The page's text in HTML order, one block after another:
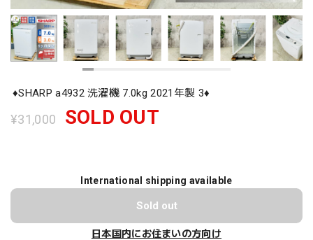
♦️SHARP a4932 洗濯機 7.0kg 2021年製 3♦️
¥31,000 SOLD OUT
International shipping available
Sold out
日本国内にお住まいの方向け